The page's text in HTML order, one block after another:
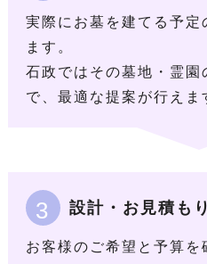
実際にお墓を建てる予定
ます。
石政ではその墓地・霊園
で、最適な提案が行えま
3 設計・お見積もり
お客様のご希望と予算を